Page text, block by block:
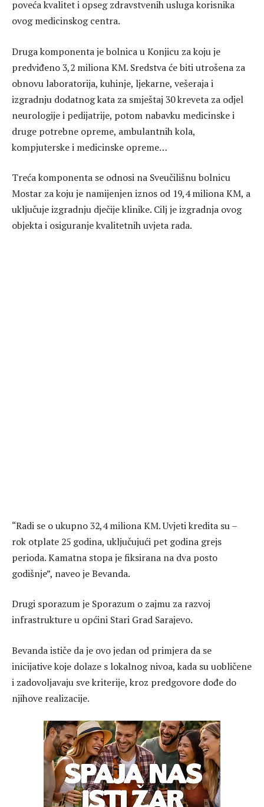
poveća kvalitet i opseg zdravstvenih usluga korisnika
ovog medicinskog centra.
Druga komponenta je bolnica u Konjicu za koju je
predviđeno 3,2 miliona KM. Sredstva će biti utrošena za
obnovu laboratorija, kuhinje, ljekarne, vešeraja i
izgradnju dodatnog kata za smještaj 30 kreveta za odjel
neurologije i pedijatrije, potom nabavku medicinske i
druge potrebne opreme, ambulantnih kola,
kompjuterske i medicinske opreme…
Treća komponenta se odnosi na Sveučilišnu bolnicu
Mostar za koju je namijenjen iznos od 19,4 miliona KM, a
uključuje izgradnju dječije klinike. Cilj je izgradnja ovog
objekta i osiguranje kvalitetnih uvjeta rada.
“Radi se o ukupno 32,4 miliona KM. Uvjeti kredita su –
rok otplate 25 godina, uključujući pet godina grejs
perioda. Kamatna stopa je fiksirana na dva posto
godišnje”, naveo je Bevanda.
Drugi sporazum je Sporazum o zajmu za razvoj
infrastrukture u općini Stari Grad Sarajevo.
Bevanda ističe da je ovo jedan od primjera da se
inicijative koje dolaze s lokalnog nivoa, kada su uobličene
i zadovoljavaju sve kriterije, kroz predgovore dođe do
njihove realizacije.